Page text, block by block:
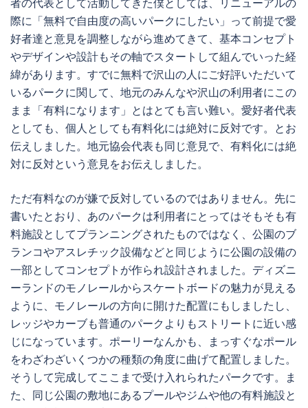
際に「無料で自由度の高いパークにしたい」って前提で愛
好者達と意見を調整しながら進めてきて、基本コンセプト
やデザインや設計もその軸でスタートして組んでいった経
緯があります。すでに無料で沢山の人にご好評いただいて
いるパークに関して、地元のみんなや沢山の利用者にこの
まま「有料になります」とはとても言い難い。愛好者代表
としても、個人としても有料化には絶対に反対です。とお
伝えしました。地元協会代表も同じ意見で、有料化には絶
対に反対という意見をお伝えしました。
ただ有料なのが嫌で反対しているのではありません。先に
書いたとおり、あのパークは利用者にとってはそもそも有
料施設としてプランニングされたものではなく、公園のブ
ランコやアスレチック設備などと同じように公園の設備の
一部としてコンセプトが作られ設計されました。ディズニ
ーランドのモノレールからスケートボードの魅力が見える
ように、モノレールの方向に開けた配置にもしましたし、
レッジやカーブも普通のパークよりもストリートに近い感
じになっています。ポーリーなんかも、まっすぐなポール
をわざわざいくつかの種類の角度に曲げて配置しました。
そうして完成してここまで受け入れられたパークです。ま
た、同じ公園の敷地にあるプールやジムや他の有料施設と